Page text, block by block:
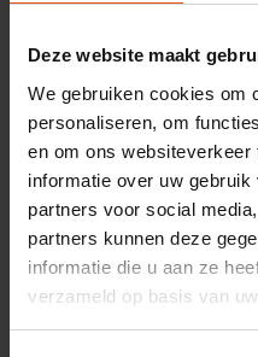
Deze website maakt
We gebruiken cookies om
personaliseren, om
en om ons
informatie over uw
partners voor social
partners kunnen deze
informatie die u aan ze
verzameld op basis van
Wie wil je